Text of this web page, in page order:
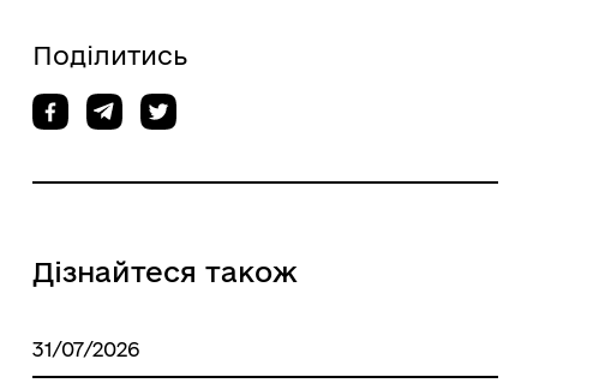
Поділитись
Дізнайтеся також
31/07/2026